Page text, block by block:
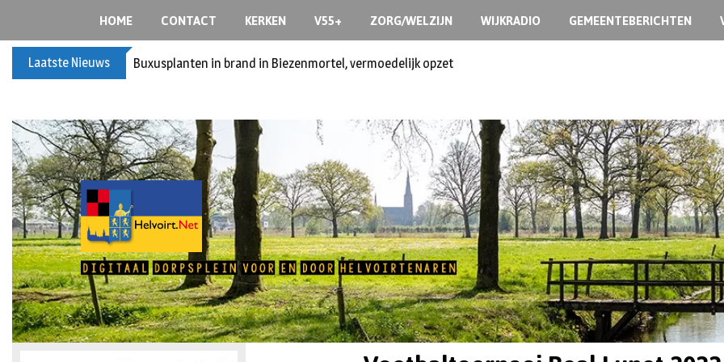
HOME CONTACT KERKEN V55+ ZORG/WELZIJN WIJKRADIO GEMEENTEBERICHTEN
Laatste Nieuws Buxusplanten in brand in Biezenmortel, vermoedelijk opzet